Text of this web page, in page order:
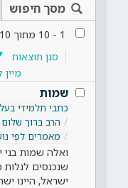
מסך חיפוש
1
-
10 מתוך 10
סנן תוצאות
שמות
כתבי תלמידי
הרב ברוך
מאמרים לפי
ואלה שמות
שנכנסים
ישראל, היינו